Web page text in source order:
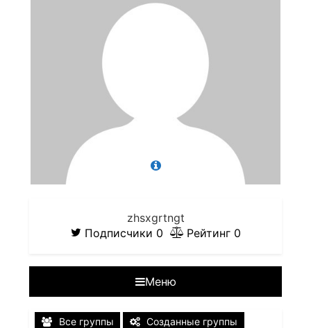
zhsxgrtngt
Подписчики 0 Рейтинг 0
Меню
Все группы Созданные группы